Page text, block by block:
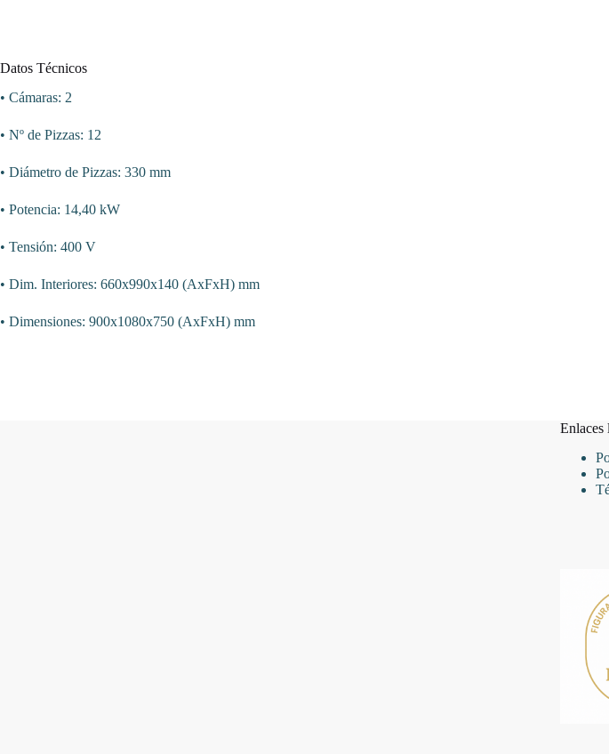
Datos Técnicos
• Cámaras: 2
• Nº de Pizzas: 12
• Diámetro de Pizzas: 330 mm
• Potencia: 14,40 kW
• Tensión: 400 V
• Dim. Interiores: 660x990x140 (AxFxH) mm
• Dimensiones: 900x1080x750 (AxFxH) mm
Enlaces